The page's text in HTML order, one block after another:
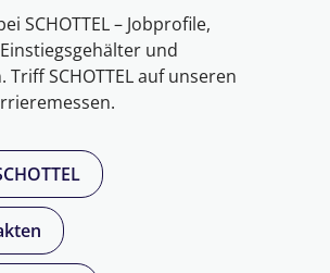
SCHOTTEL – Jobprofile,
und
SCHOTTEL auf unseren